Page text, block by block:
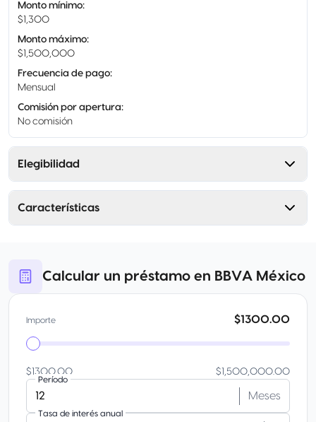
Monto mínimo:
$1,300
Monto máximo:
$1,500,000
Frecuencia de pago:
Mensual
Comisión por apertura:
No comisión
Elegibilidad
Características
Calcular un préstamo en BBVA México
Importe $1300.00
$1300.00 $1,500,000.00
Período
Meses
Tasa de interés anual